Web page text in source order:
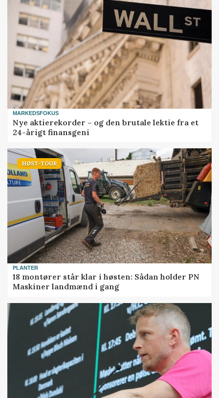
MARKEDSFOKUS
Nye aktierekorder – og den brutale lektie fra et
24-årigt finansgeni
HØST-TOUR
PLANTER
18 montører står klar i høsten: Sådan holder PN
Maskiner landmænd i gang